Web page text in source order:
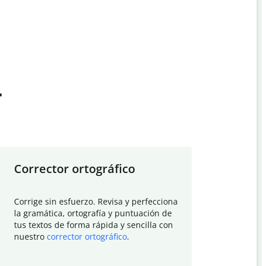
Corrector ortográfico
Corrige sin esfuerzo. Revisa y perfecciona
la gramática, ortografía y puntuación de
tus textos de forma rápida y sencilla con
nuestro corrector ortográfico.